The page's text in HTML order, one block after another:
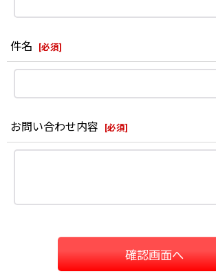
件名 [必須]
お問い合わせ内容 [必須]
確認画面へ